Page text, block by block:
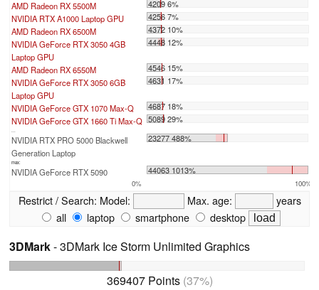
AMD Radeon RX 5500M
4209 6%
NVIDIA RTX A1000 Laptop GPU
4256 7%
AMD Radeon RX 6500M
4372 10%
NVIDIA GeForce RTX 3050 4GB
Laptop GPU
4448 12%
AMD Radeon RX 6550M
4546 15%
NVIDIA GeForce RTX 3050 6GB
Laptop GPU
4631 17%
NVIDIA GeForce GTX 1070 Max-Q
4687 18%
NVIDIA GeForce GTX 1660 Ti Max-Q 5089 29%
NVIDIA RTX PRO 5000 Blackwell
Generation Laptop
23277 488%
max:
NVIDIA GeForce RTX 5090 44063 1013%
0% 100%
Restrict / Search: Model: Max. age:
years
all
laptop smartphone desktop
3DMark- 3DMark Ice Storm Unlimited Graphics
369407 Points(37%)